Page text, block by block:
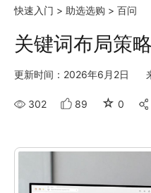
快速入门 > 助选选购 > 百问
关键词布局策
更新时间：2026年6月2日
302 89 ☆ 0